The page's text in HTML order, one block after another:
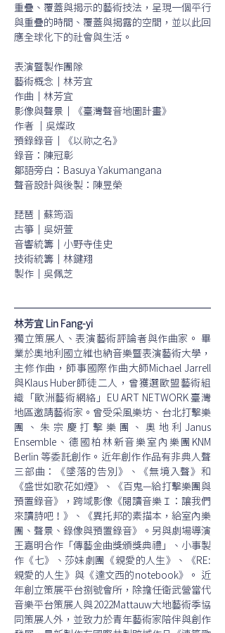
重疊、覆蓋與揭示的藝術技法，呈現一個平行
與重疊的時間、覆蓋與揭露的空間，並以此回
應全球化下的社會與生活。
表演暨製作團隊
藝術概念｜林芳宜
作曲｜林芳宜
影像與聲景｜《臺灣聲音地圖計畫》
作者 ｜吳燦政
預錄錄音｜《以祢之名》
錄音：陳冠彰
鄒語旁白：Basuya Yakumangana
聲音設計與後製：陳昱榮
琵琶｜蘇筠涵
古箏｜吳妍萱
音響統籌｜小野寺佳史
技術統籌｜林鍵翔
製作｜吳佩芝
林芳宜 Lin Fang-yi
獨立策展人、表演藝術評論者與作曲家。 畢
業於奧地利國立維也納音樂暨表演藝術大學，
主修作曲，師事國際作曲大師Michael Jarrell
與Klaus Huber師徒二人，曾獲選歐盟藝術組
織「歐洲藝術網絡」EU ART NETWORK 臺灣
地區邀請藝術家。曾受采風樂坊、台北打擊樂
團、朱宗慶打擊樂團、奧地利Janus
Ensemble、德國柏林新音樂室內樂團KNM
Berlin 等委託創作。近年創作作品有非典人聲
三部曲：《墜落的告別》、《無境入聲》和
《盛世如歌花如煙》、《百鬼—給打擊樂團與
預置錄音》，跨域影像《閱讀音樂Ｉ：讓我們
來讀詩吧！》、《異托邦的素描本，給室內樂
團、聲景、錄像與預置錄音》。另與劇場導演
王嘉明合作「傳藝金曲獎頒獎典禮」、小事製
作《七》、莎妹劇團《親愛的人生》、《RE:
親愛的人生》與《達文西的notebook》。 近
年創立策展平台捌號會所，除擔任衛武營當代
音樂平台策展人與2022Mattauw大地藝術季協
同策展人外，並致力於青年藝術家陪伴與創作